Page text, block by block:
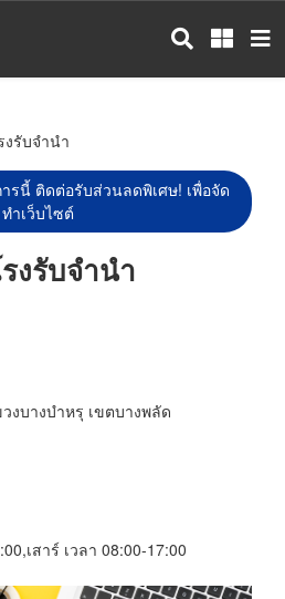
รับจำนำ
รนี้ ติดต่อรับส่วนลดพิเศษ! เพื่อจัด
ทำเว็บไซต์
งรับจำนำ
บางบำหรุ เขตบางพลัด
เสาร์ เวลา 08:00-17:00